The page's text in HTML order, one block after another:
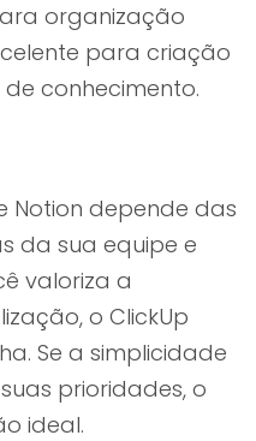
organização
para criação
conhecimento.
Notion depende das
da sua equipe e
valoriza a
o ClickUp
Se a simplicidade
prioridades, o
ideal.